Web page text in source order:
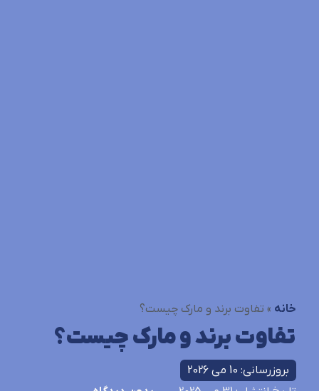
خانه » تفاوت برند و مارک چیست؟
تفاوت برند و مارک چیست؟
بروزرسانی: 10 می 2026